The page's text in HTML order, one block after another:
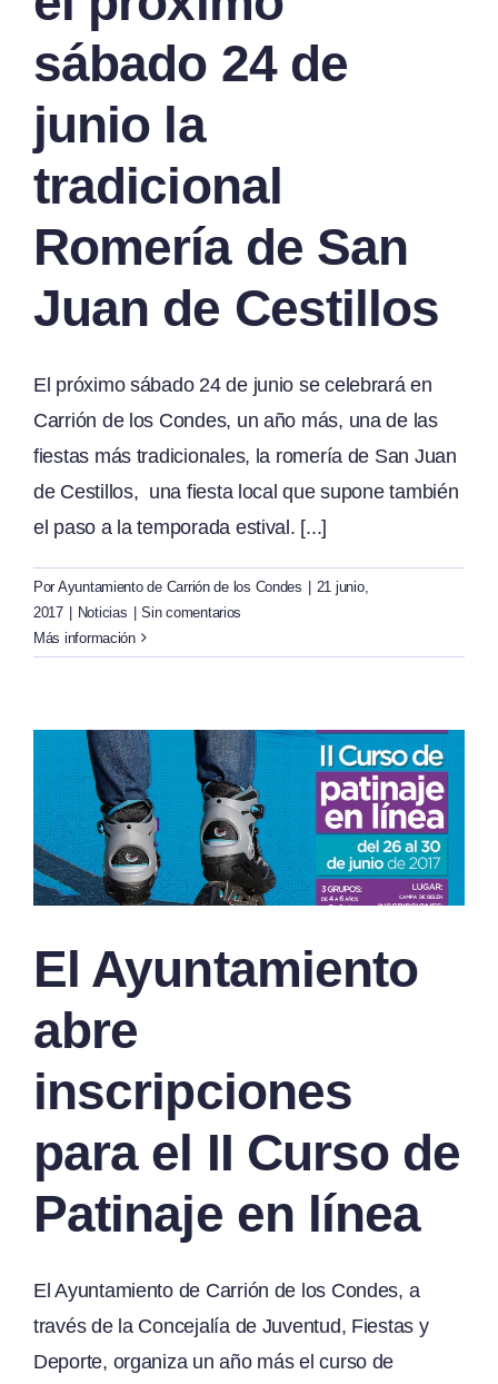
sábado 24 de
junio la
tradicional
Romería de San
Juan de Cestillos
El próximo sábado 24 de junio se celebrará en
Carrión de los Condes, un año más, una de las
fiestas más tradicionales, la romería de San Juan
de Cestillos, una fiesta local que supone también
el paso a la temporada estival. [...]
Por Ayuntamiento de Carrión de los Condes
21 junio,
2017
Noticias
Sin comentarios
Más información
El Ayuntamiento
abre
inscripciones
para el II Curso de
Patinaje en línea
El Ayuntamiento de Carrión de los Condes, a
través de la Concejalía de Juventud, Fiestas y
Deporte, organiza un año más el curso de